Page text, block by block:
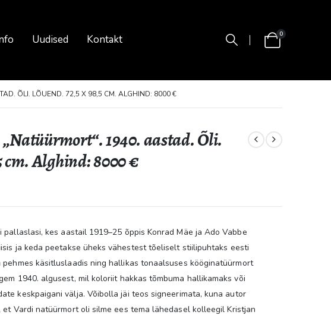
Uudised Kontakt 0
ÕLI. LÕUEND. 72,5 X 98,5 CM. ALGHIND: 8000 €
1940. aastad. Õli.
cm. Alghind: 8000 €
kes aastail 1919–25 õppis Konrad Mäe ja Ado Vabbe
ja keda peetakse üheks vähestest tõeliselt stiilipuhtaks eesti
pehmes käsitluslaadis ning hallikas tonaalsuses kööginatüürmort
1940. algusest, mil koloriit hakkas tõmbuma hallikamaks või
keskpaigani välja. Võibolla jäi teos signeerimata, kuna autor
et Vardi natüürmort oli silme ees tema lähedasel kolleegil Kristjan